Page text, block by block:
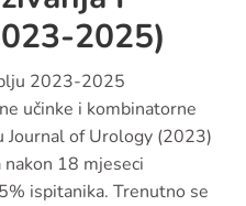
2025)
2023-2025
učinke i kombinatorne
Journal of Urology (2023)
18 mjeseci
ispitanika. Trenutno se